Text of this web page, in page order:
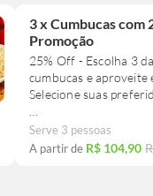
3 x Cumbucas com
Promoção
25% Off - Escolha 3
cumbucas e aproveite
Selecione suas
Cada grelhado contém
Serve 3 pessoas
A partir de R$ 104,90